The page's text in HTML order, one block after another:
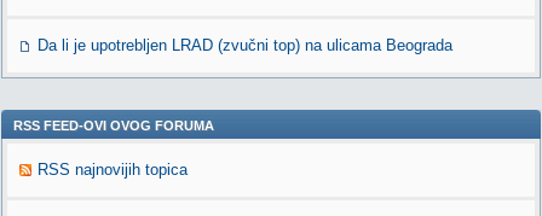
Da li je upotrebljen LRAD (zvučni top) na ulicama Beograda
RSS FEED-OVI OVOG FORUMA
RSS najnovijih topica